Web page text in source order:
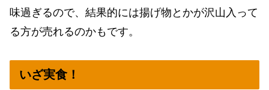
味過ぎるので、結果的には揚げ物とかが沢山入って
る方が売れるのかもです。
いざ実食！